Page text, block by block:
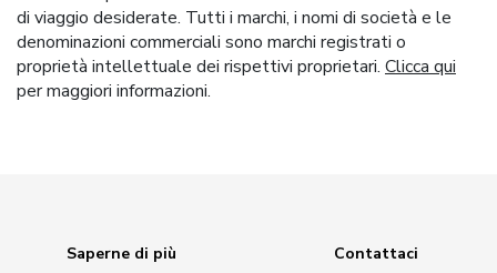
di viaggio desiderate. Tutti i marchi, i nomi di società e le
denominazioni commerciali sono marchi registrati o
proprietà intellettuale dei rispettivi proprietari. Clicca qui
per maggiori informazioni.
Saperne di più
Contattaci